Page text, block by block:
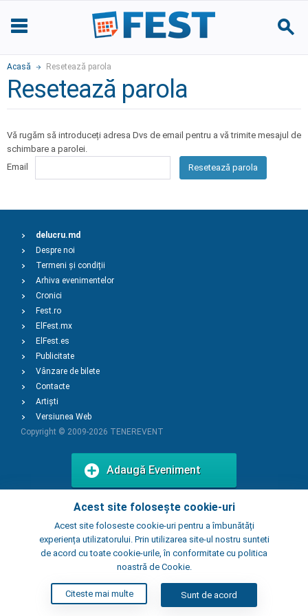
Acasă Resetează parola
Resetează parola
Vă rugăm să introduceți adresa Dvs de email pentru a vă trimite mesajul de
schimbare a parolei.
Email
Resetează parola
Acest site folosește cookie-uri
Acest site foloseste cookie-uri pentru a îmbunătăți
experiența utilizatorului. Prin utilizarea site-ul nostru sunteti
de acord cu toate cookie-urile, în conformitate cu politica
noastră de Cookie.
Citeste mai multe Sunt de acord
delucru.md
Despre noi
Termeni și condiții
Arhiva evenimentelor
Cronici
Fest.ro
ElFest.mx
ElFest.es
Publicitate
Vânzare de bilete
Contacte
Artiști
Versiunea Web
Copyright © 2009-2026 TENEREVENT
Adaugă Eveniment
Adaugă Local